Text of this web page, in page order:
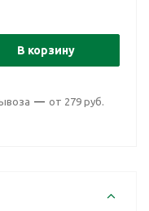
В корзину
— от 279 руб.